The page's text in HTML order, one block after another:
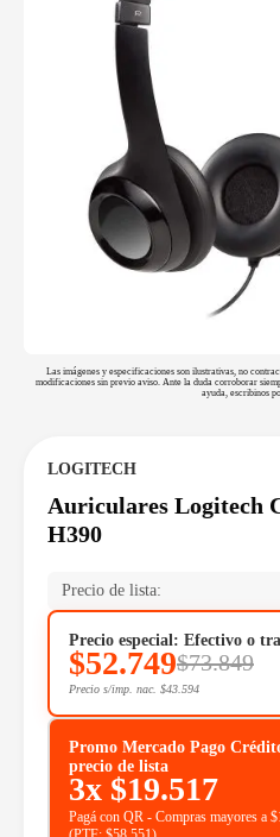
Las imágenes y especificaciones son ilustrativas, no
modificaciones sin previo aviso. Ante la duda corroborar
ayuda, escribinos
LOGITECH
Auriculares Logitech
H390
Precio de lista:
Precio especial: Efectivo o
$52.749$73.849
Precio s/imp. nac. $43.594
Promo Mercado Pago
precio de lista
3x $19.517
Pagá con QR - Compras mayores a